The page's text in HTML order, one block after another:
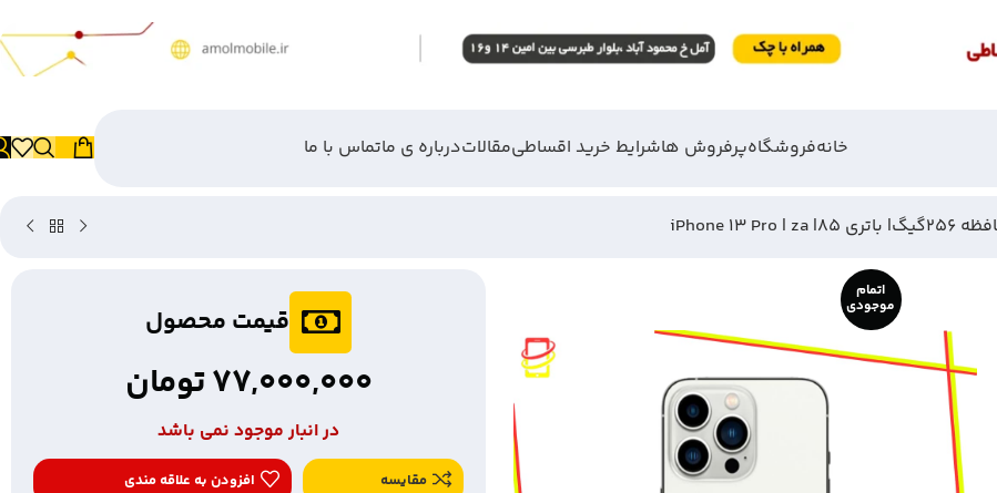
خانهفروشگاهپرفروش هاشرایط خرید اقساطیمقالاتدرباره ی ماتماس با ما
اتمام
موجودی قیمت محصول
77,000,000تومان
در انبار موجود نمی باشد
مقایسه افزودن به علاقه مندی